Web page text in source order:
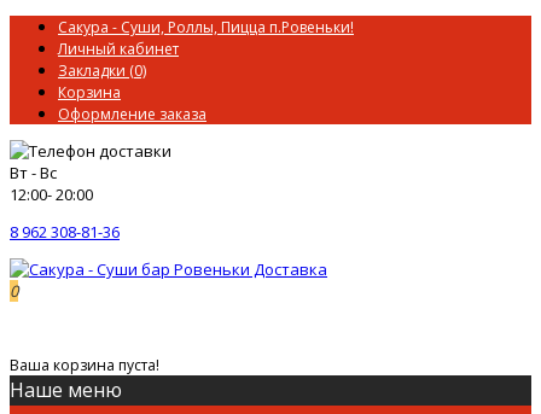
Сакура - Суши, Роллы, Пицца п.Ровеньки!
Личный кабинет
Закладки (0)
Корзина
Оформление заказа
Вт - Вс
12:00- 20:00
8 962 308-81-36
0
Ваша корзина пуста!
Наше меню